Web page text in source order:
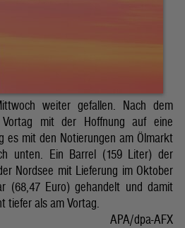
weiter gefallen. Nach dem
mit der Hoffnung auf eine
es mit den Notierungen am Ölmarkt
unten. Ein Barrel (159 Liter) der
Nordsee mit Lieferung im Oktober
(68,47 Euro) gehandelt und damit
tiefer als am Vortag.
APA/dpa-AFX